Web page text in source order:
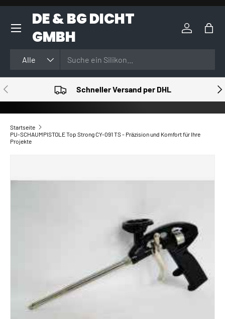
DIREKT ZUM INHALT
DE & BG DICHT
GMBH
Alle
Einloggen
VORHERIGE Schneller Versand per DHL
Startseite
PU-SCHAUMPISTOLE Top Strong CY-091 TS - Präzision und Komfort für Ihre
Projekte